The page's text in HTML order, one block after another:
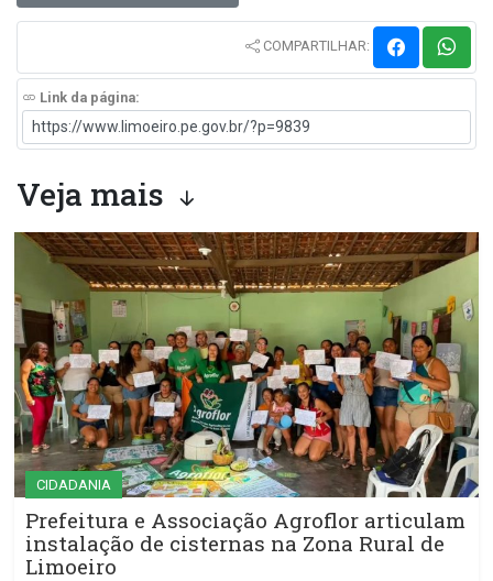
COMPARTILHAR:
Link da página:
Veja mais
CIDADANIA
Prefeitura e Associação Agroflor articulam
instalação de cisternas na Zona Rural de
Limoeiro